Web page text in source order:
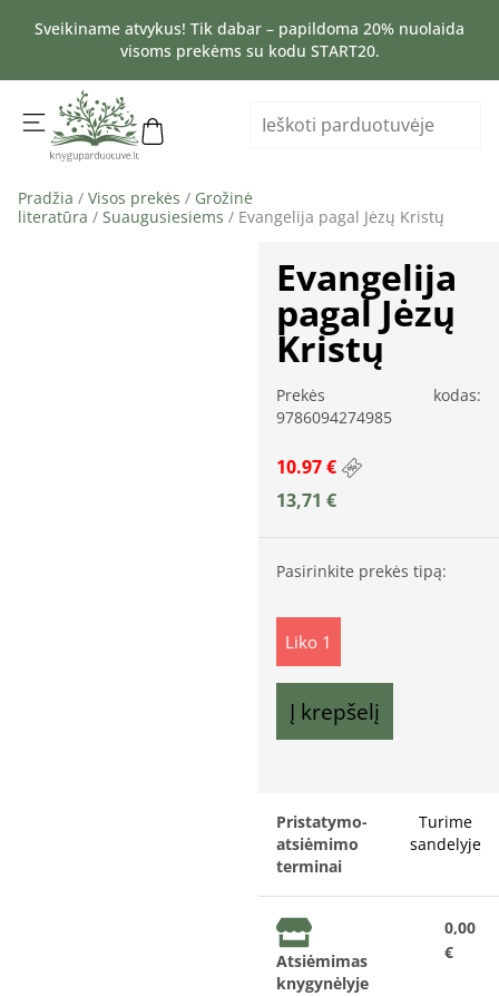
Sveikiname atvykus! Tik dabar – papildoma 20% nuolaida
visoms prekėms su kodu START20.
Pradžia / Visos prekės / Grožinė
literatūra / Suaugusiesiems / Evangelija pagal Jėzų Kristų
Evangelija
pagal Jėzų
Kristų
Prekės kodas:
9786094274985
10.97 €
13,71€
Pasirinkite prekės tipą:
Liko 1
Į krepšelį
Pristatymo-
atsiėmimo
terminai
Turime
sandelyje
Atsiėmimas
knygynėlyje
0,00
€